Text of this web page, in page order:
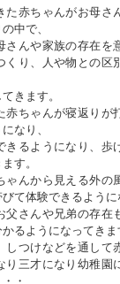
た赤ちゃんがお母さ
中で、
さんや家族の存在を
くり、人や物との区
きます。
赤ちゃんが寝返りが
なり、
きるようになり、歩
す。
ゃんから見える外の
て体験できるように
父さんや兄弟の存在
るようになってきま
しつけなどを通して
り三才になり幼稚園
・